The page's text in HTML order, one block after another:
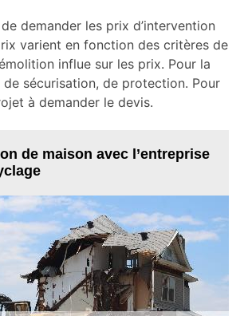
demander les prix d’intervention
varient en fonction des critères de
influe sur les prix. Pour la
sécurisation, de protection. Pour
à demander le devis.
de maison avec l’entreprise